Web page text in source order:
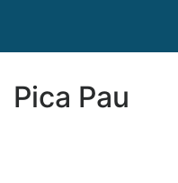
Pica Pau